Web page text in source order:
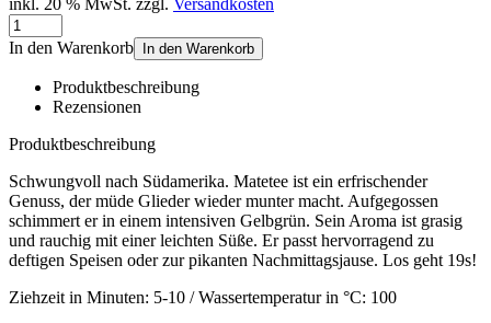
In den Warenkorb In den Warenkorb
Produktbeschreibung
Rezensionen
Produktbeschreibung
Schwungvoll nach Südamerika. Matetee ist ein erfrischender
Genuss, der müde Glieder wieder munter macht. Aufgegossen
schimmert er in einem intensiven Gelbgrün. Sein Aroma ist grasig
und rauchig mit einer leichten Süße. Er passt hervorragend zu
deftigen Speisen oder zur pikanten Nachmittagsjause. Los geht 19s!
Ziehzeit in Minuten: 5-10 / Wassertemperatur in °C: 100